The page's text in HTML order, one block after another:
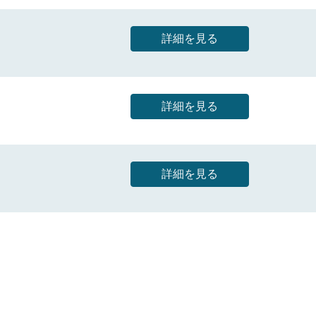
詳細を見る
詳細を見る
詳細を見る